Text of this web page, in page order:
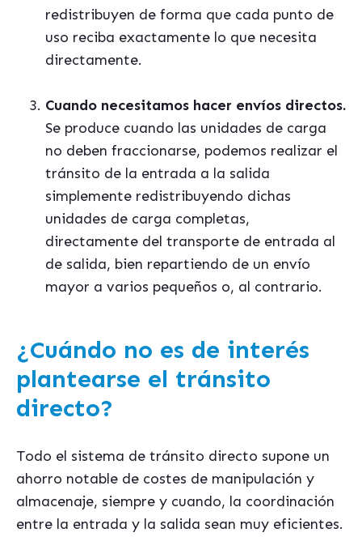
redistribuyen de forma que cada punto de
uso reciba exactamente lo que necesita
directamente.
Cuando necesitamos hacer envíos directos.
Se produce cuando las unidades de carga
no deben fraccionarse, podemos realizar el
tránsito de la entrada a la salida
simplemente redistribuyendo dichas
unidades de carga completas,
directamente del transporte de entrada al
de salida, bien repartiendo de un envío
mayor a varios pequeños o, al contrario.
¿Cuándo no es de interés
plantearse el tránsito
directo?
Todo el sistema de tránsito directo supone un
ahorro notable de costes de manipulación y
almacenaje, siempre y cuando, la coordinación
entre la entrada y la salida sean muy eficientes.